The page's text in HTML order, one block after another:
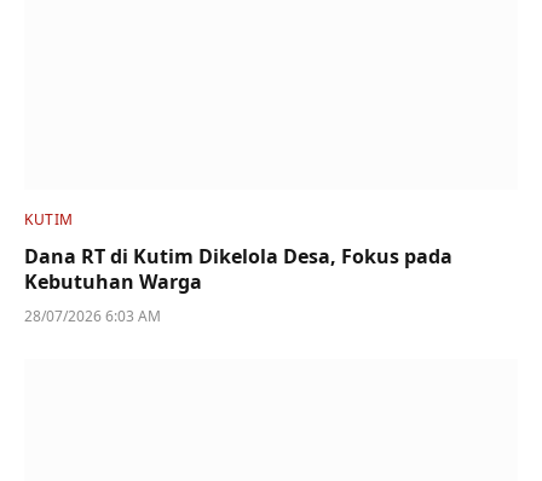
KUTIM
Dana RT di Kutim Dikelola Desa, Fokus pada
Kebutuhan Warga
28/07/2026 6:03 AM